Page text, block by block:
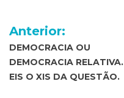
Navegação
de
Post
Anterior:
DEMOCRACIA OU
DEMOCRACIA RELATIVA.
EIS O XIS DA QUESTÃO.